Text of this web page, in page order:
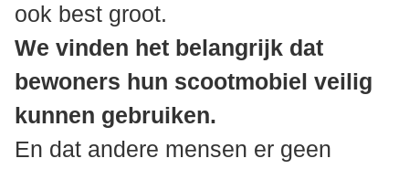
ook best groot.
We vinden het belangrijk dat
bewoners hun scootmobiel veilig
kunnen gebruiken.
En dat andere mensen er geen